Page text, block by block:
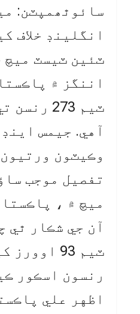
سائوٿھمپٽن:
انگلينڊ خلاف
ٽئين ٽيسٽ ميچ
اننگز ۾
ٽيم 273
آهي. جيمس
وڪيٽون
تفصيل موجب
ميچ ۾ ،
آن جي شڪار ٿي
رنسون اسڪور
اظهر علي